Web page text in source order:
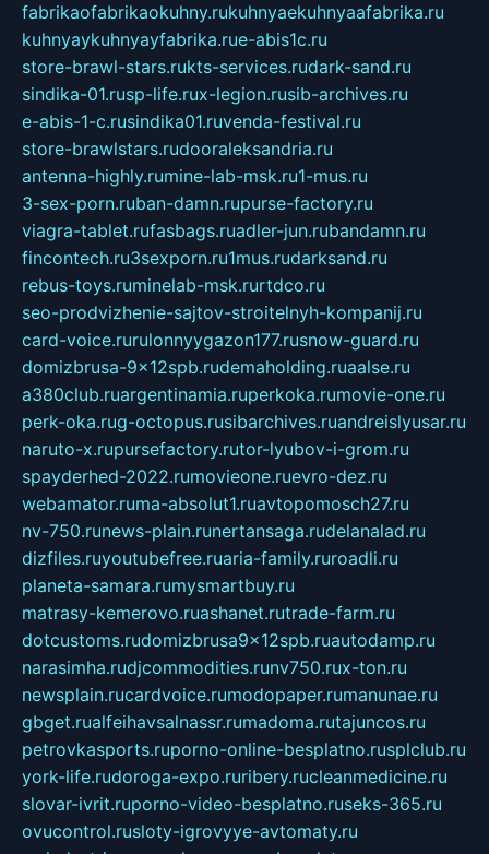
fabrikaofabrikaokuhny.rukuhnyaekuhnyaafabrika.ru
kuhnyaykuhnyayfabrika.rue-abis1c.ru
store-brawl-stars.rukts-services.rudark-sand.ru
sindika-01.rusp-life.rux-legion.rusib-archives.ru
e-abis-1-c.rusindika01.ruvenda-festival.ru
store-brawlstars.rudooraleksandria.ru
antenna-highly.rumine-lab-msk.ru1-mus.ru
3-sex-porn.ruban-damn.rupurse-factory.ru
viagra-tablet.rufasbags.ruadler-jun.rubandamn.ru
fincontech.ru3sexporn.ru1mus.rudarksand.ru
rebus-toys.ruminelab-msk.rurtdco.ru
seo-prodvizhenie-sajtov-stroitelnyh-kompanij.ru
card-voice.rurulonnyygazon177.rusnow-guard.ru
domizbrusa-9x12spb.rudemaholding.ruaalse.ru
a380club.ruargentinamia.ruperkoka.rumovie-one.ru
perk-oka.rug-octopus.rusibarchives.ruandreislyusar.ru
naruto-x.rupursefactory.rutor-lyubov-i-grom.ru
spayderhed-2022.rumovieone.ruevro-dez.ru
webamator.ruma-absolut1.ruavtopomosch27.ru
nv-750.runews-plain.runertansaga.rudelanalad.ru
dizfiles.ruyoutubefree.ruaria-family.ruroadli.ru
planeta-samara.rumysmartbuy.ru
matrasy-kemerovo.ruashanet.rutrade-farm.ru
dotcustoms.rudomizbrusa9x12spb.ruautodamp.ru
narasimha.rudjcommodities.runv750.rux-ton.ru
newsplain.rucardvoice.rumodopaper.rumanunae.ru
gbget.rualfeihavsalnassr.rumadoma.rutajuncos.ru
petrovkasports.ruporno-online-besplatno.rusplclub.ru
york-life.rudoroga-expo.ruribery.rucleanmedicine.ru
slovar-ivrit.ruporno-video-besplatno.ruseks-365.ru
ovucontrol.rusloty-igrovyye-avtomaty.ru